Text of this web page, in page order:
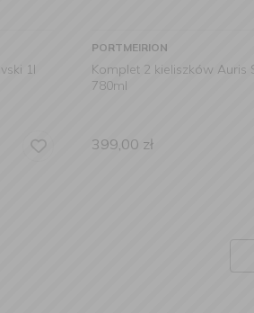
1l
PORTMEIRION
Komplet 2 kieliszków Auris
780ml
399,00 zł